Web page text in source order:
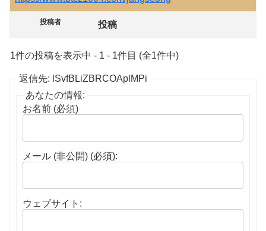
投稿者 投稿
1件の投稿を表示中 - 1 - 1件目 (全1件中)
返信先: lSvfBLiZBRCOAplMPi
あなたの情報:
お名前 (必須)
メール (非公開) (必須):
ウェブサイト: